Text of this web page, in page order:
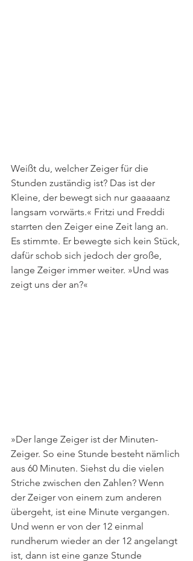
Weißt du, welcher Zeiger für die
Stunden zuständig ist? Das ist der
Kleine, der bewegt sich nur gaaaaanz
langsam vorwärts.« Fritzi und Freddi
starrten den Zeiger eine Zeit lang an.
Es stimmte. Er bewegte sich kein Stück,
dafür schob sich jedoch der große,
lange Zeiger immer weiter. »Und was
zeigt uns der an?«
»Der lange Zeiger ist der Minuten-
Zeiger. So eine Stunde besteht nämlich
aus 60 Minuten. Siehst du die vielen
Striche zwischen den Zahlen? Wenn
der Zeiger von einem zum anderen
übergeht, ist eine Minute vergangen.
Und wenn er von der 12 einmal
rundherum wieder an der 12 angelangt
ist, dann ist eine ganze Stunde